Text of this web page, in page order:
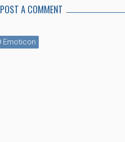
POST A COMMENT
Emoticon